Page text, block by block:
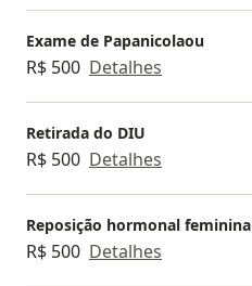
Exame de Papanicolaou
R$ 500 Detalhes
Retirada do DIU
R$ 500 Detalhes
Reposição hormonal feminina
R$ 500 Detalhes